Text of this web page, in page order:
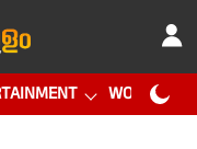
WORLD CUP